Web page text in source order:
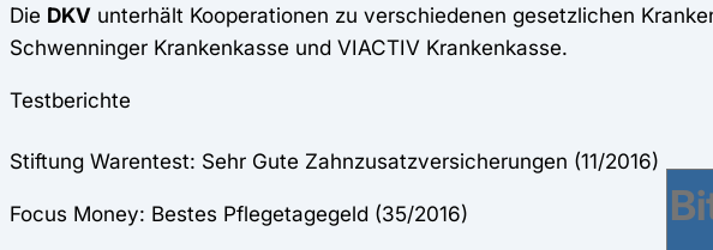
Die DKV unterhält Kooperationen zu verschiedenen gesetzlichen
Schwenninger Krankenkasse und VIACTIV Krankenkasse.
Testberichte
Stiftung Warentest: Sehr Gute Zahnzusatzversicherungen (11/2016)
Focus Money: Bestes Pflegetagegeld (35/2016)